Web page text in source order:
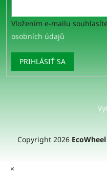
Vložením e-mailu
osobních údajů
PRIHLÁSIŤ SA
Copyright 2026
×